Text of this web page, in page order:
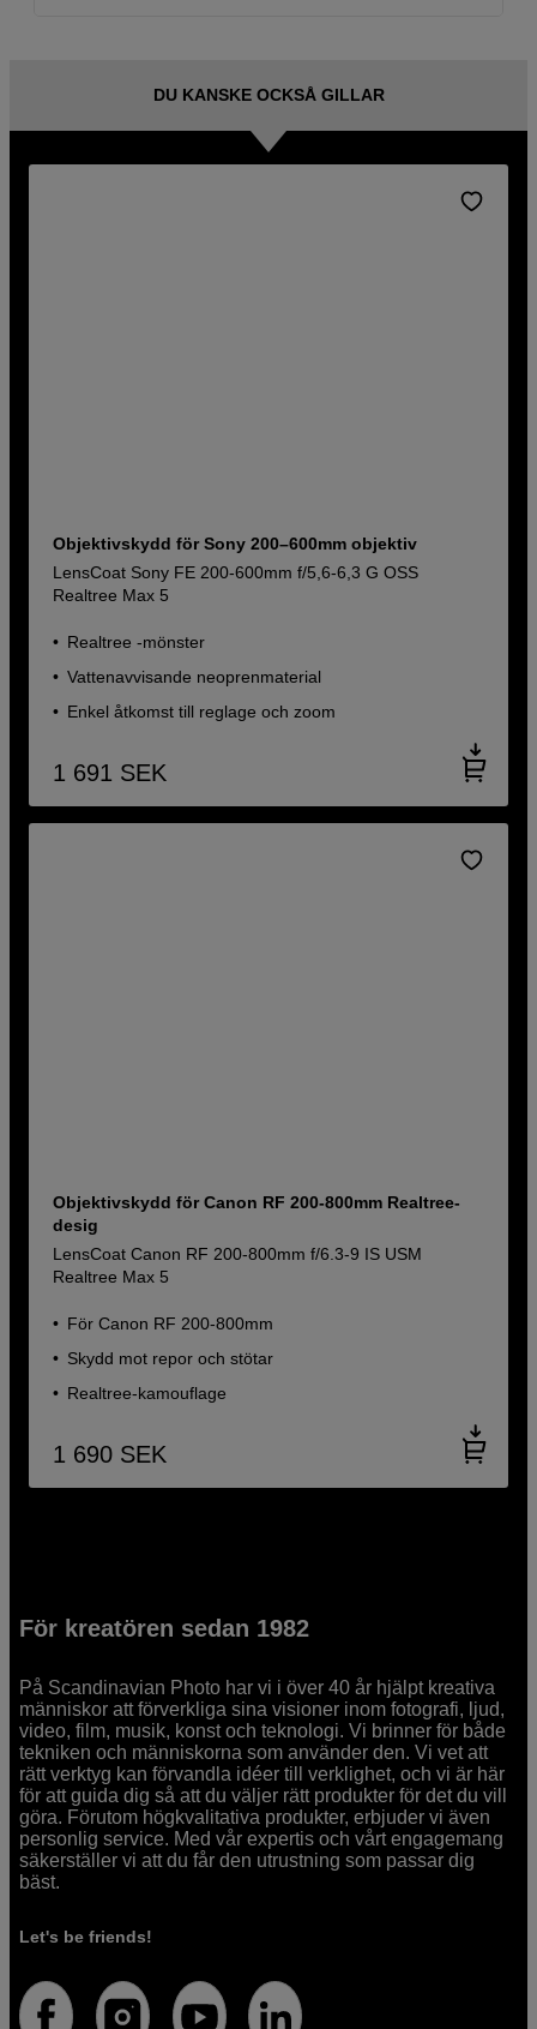
DU KANSKE OCKSÅ GILLAR
Objektivskydd för Sony 200–600mm objektiv
LensCoat Sony FE 200-600mm f/5,6-6,3 G OSS
Realtree Max 5
Realtree -mönster
Vattenavvisande neoprenmaterial
Enkel åtkomst till reglage och zoom
1 691 SEK
Objektivskydd för Canon RF 200-800mm Realtree-
desig
LensCoat Canon RF 200-800mm f/6.3-9 IS USM
Realtree Max 5
För Canon RF 200-800mm
Skydd mot repor och stötar
Realtree-kamouflage
1 690 SEK
För kreatören sedan 1982
På Scandinavian Photo har vi i över 40 år hjälpt kreativa
människor att förverkliga sina visioner inom fotografi, ljud,
video, film, musik, konst och teknologi. Vi brinner för både
tekniken och människorna som använder den. Vi vet att
rätt verktyg kan förvandla idéer till verklighet, och vi är här
för att guida dig så att du väljer rätt produkter för det du vill
göra. Förutom högkvalitativa produkter, erbjuder vi även
personlig service. Med vår expertis och vårt engagemang
säkerställer vi att du får den utrustning som passar dig
bäst.
Let's be friends!